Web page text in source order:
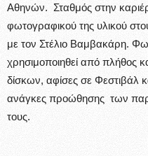
Αθηνών. Σταθμός στην
φωτογραφικού της υλικού
με τον Στέλιο Βαμβακάρη.
χρησιμοποιηθεί από πλήθος
δίσκων, αφίσες σε Φεστιβάλ
ανάγκες προώθησης των
τους.